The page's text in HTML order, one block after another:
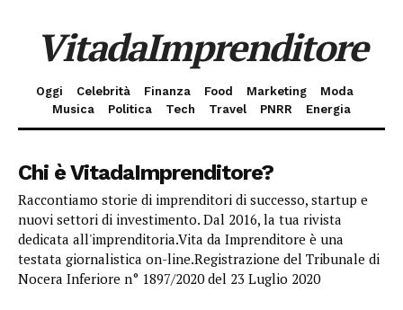
VitadaImprenditore
Oggi Celebrità Finanza Food Marketing
Moda
Musica
Politica Tech Travel PNRR Energia
Chi è VitadaImprenditore?
Raccontiamo storie di imprenditori di successo, startup e
nuovi settori di investimento. Dal 2016, la tua rivista
dedicata all'imprenditoria.Vita da Imprenditore è una
testata giornalistica on-line.Registrazione del Tribunale di
Nocera Inferiore n° 1897/2020 del 23 Luglio 2020